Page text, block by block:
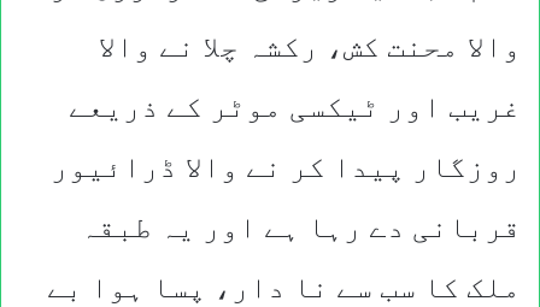
والا محنت کش، رکشہ چلا نے والا
غریب اور ٹیکسی موٹر کے ذریعے
روزگار پیدا کر نے والا ڈرائیور
قربانی دے رہا ہے اور یہ طبقہ
ملک کا سب سے نا دار، پسا ہوا بے